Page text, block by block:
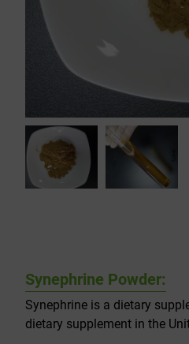
Synephrine Powder:
Synephrine is a dietary
dietary supplement in the